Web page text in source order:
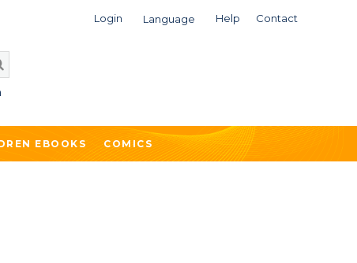
Login Language Help Contact
EBOOKS COMICS